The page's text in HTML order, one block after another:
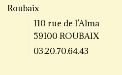
Roubaix
110 rue de l’Alma
59100 ROUBAIX
03.20.70.64.43